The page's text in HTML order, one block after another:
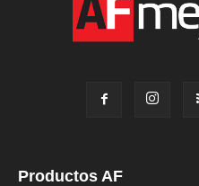
Productos AF